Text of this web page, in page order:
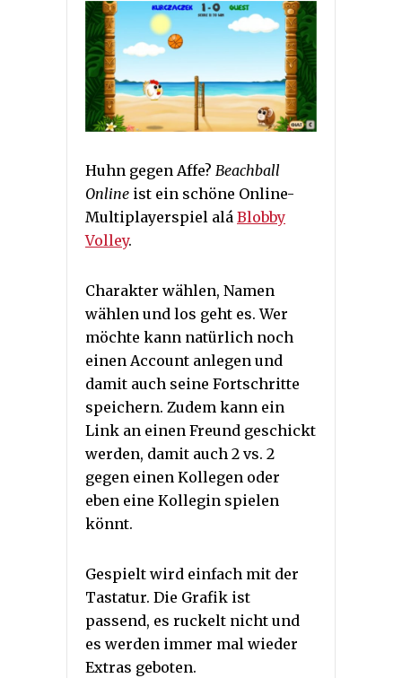
Huhn gegen Affe? Beachball
Online ist ein schöne Online-
Multiplayerspiel alá Blobby
Volley.
Charakter wählen, Namen
wählen und los geht es. Wer
möchte kann natürlich noch
einen Account anlegen und
damit auch seine Fortschritte
speichern. Zudem kann ein
Link an einen Freund geschickt
werden, damit auch 2 vs. 2
gegen einen Kollegen oder
eben eine Kollegin spielen
könnt.
Gespielt wird einfach mit der
Tastatur. Die Grafik ist
passend, es ruckelt nicht und
es werden immer mal wieder
Extras geboten.